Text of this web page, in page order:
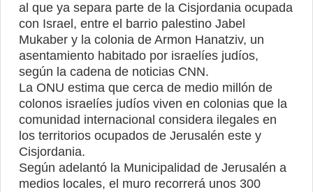
al que ya separa parte de la Cisjordania ocupada
con Israel, entre el barrio palestino Jabel
Mukaber y la colonia de Armon Hanatziv, un
asentamiento habitado por israelíes judíos,
según la cadena de noticias CNN.
La ONU estima que cerca de medio millón de
colonos israelíes judíos viven en colonias que la
comunidad internacional considera ilegales en
los territorios ocupados de Jerusalén este y
Cisjordania.
Según adelantó la Municipalidad de Jerusalén a
medios locales, el muro recorrerá unos 300